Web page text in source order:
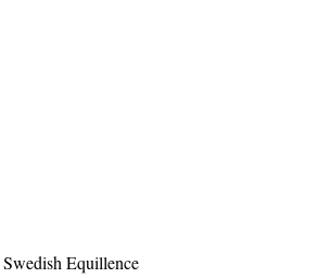
Swedish Equillence